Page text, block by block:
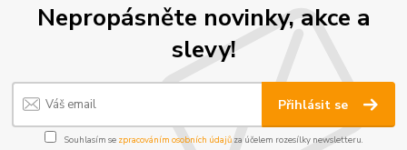
Nepropásněte novinky, akce a
slevy!
Přihlásit se
Souhlasím se zpracováním osobních údajůza účelem rozesílky newsletteru.